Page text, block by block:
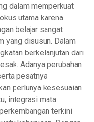
dalam memperkuat
utama karena
belajar sangat
yang disusun. Dalam
berkelanjutan dari
Adanya perubahan
pesatnya
perlunya kesesuaian
integrasi mata
terkini